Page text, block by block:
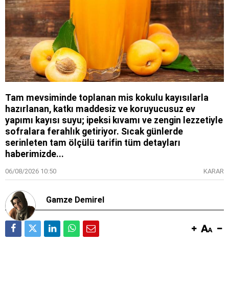
Tam mevsiminde toplanan mis kokulu kayısılarla
hazırlanan, katkı maddesiz ve koruyucusuz ev
yapımı kayısı suyu; ipeksi kıvamı ve zengin lezzetiyle
sofralara ferahlık getiriyor. Sıcak günlerde
serinleten tam ölçülü tarifin tüm detayları
haberimizde...
06/08/2026 10:50 KARAR
Gamze Demirel